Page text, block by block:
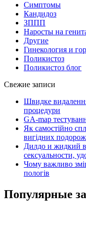
Симптомы
Кандидоз
ЗППП
Наросты на
Другие
Гинекология и
Поликистоз
Поликистоз блог
Свежие записи
Швидке
процедури
GA-map
Як самостійно
вигідних
Дилдо и жидкий
сексуальности,
Чому важливо
пологів
Популярные